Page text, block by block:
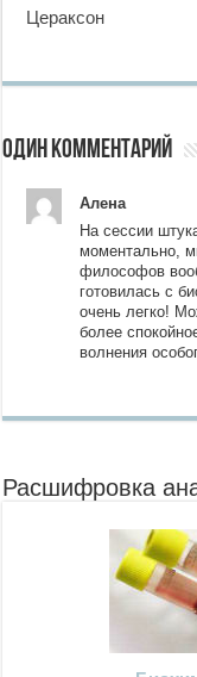
Цераксон
Один комментарий
Алена
На сессии
моментально,
философов
готовилась с
очень легко!
более
волнения
Расшифровка